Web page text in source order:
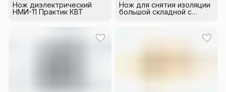
Нож диэлектрический
НМИ-11 Практик КВТ
Нож для снятия изоляции
большой складной с